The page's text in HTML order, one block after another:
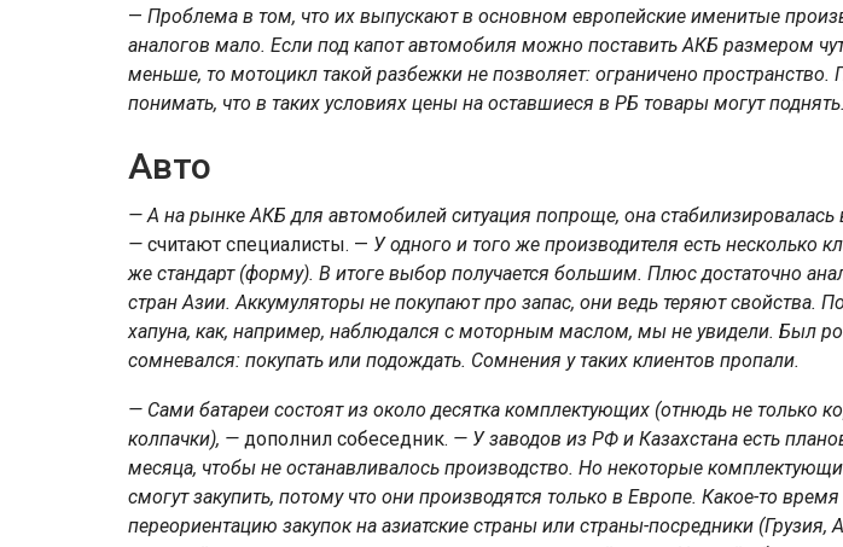
— Проблема в том, что их выпускают в основном европейские именитые
аналогов мало. Если под капот автомобиля можно поставить АКБ размером
меньше, то мотоцикл такой разбежки не позволяет: ограничено пространство.
понимать, что в таких условиях цены на оставшиеся в РБ товары могут поднять.
Авто
— А на рынке АКБ для автомобилей ситуация попроще, она стабилизировалась
— считают специалисты. — У одного и того же производителя есть несколько
же стандарт (форму). В итоге выбор получается большим. Плюс достаточно
стран Азии. Аккумуляторы не покупают про запас, они ведь теряют свойства.
хапуна, как, например, наблюдался с моторным маслом, мы не увидели. Был
сомневался: покупать или подождать. Сомнения у таких клиентов пропали.
— Сами батареи состоят из около десятка комплектующих (отнюдь не только
колпачки), — дополнил собеседник. — У заводов из РФ и Казахстана есть
месяца, чтобы не останавливалось производство. Но некоторые
смогут закупить, потому что они производятся только в Европе. Какое-то
переориентацию закупок на азиатские страны или страны-посредники (Грузия,